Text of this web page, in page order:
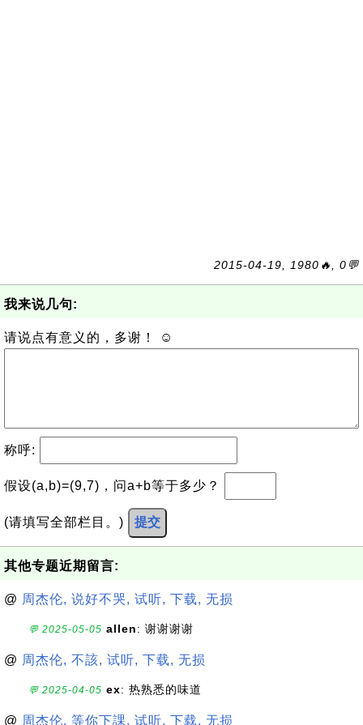
2015-04-19, 1980🔥, 0💬
我来说几句:
请说点有意义的，多谢！ ☺
称呼:
假设(a,b)=(9,7)，问a+b等于多少？
(请填写全部栏目。) 提交
其他专题近期留言:
@ 周杰伦, 说好不哭, 试听, 下载, 无损
💬 2025-05-05 allen: 谢谢谢谢
@ 周杰伦, 不該, 试听, 下载, 无损
💬 2025-04-05 ex: 热熟悉的味道
@ 周杰伦, 等你下課, 试听, 下载, 无损